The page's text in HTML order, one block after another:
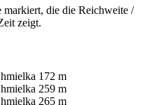
die die Reichweite /
zeigt.
172 m
259 m
265 m